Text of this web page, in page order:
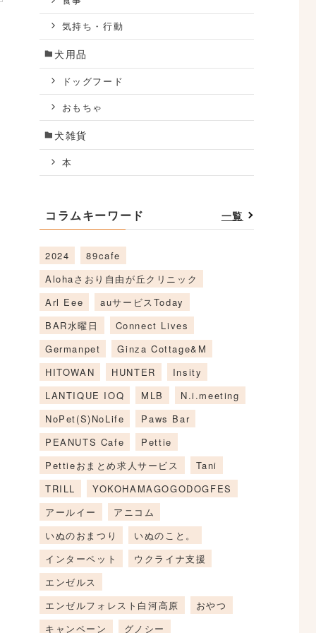
気持ち・行動
犬用品
ドッグフード
おもちゃ
犬雑貨
本
コラムキーワード 一覧
2024
89cafe
Alohaさおり自由が丘クリニック
Arl Eee
auサービスToday
BAR水曜日
Connect Lives
Germanpet
Ginza Cottage&M
HITOWAN
HUNTER
Insity
LANTIQUE IOQ
MLB
N.i.meeting
NoPet(S)NoLife
Paws Bar
PEANUTS Cafe
Pettie
Pettieおまとめ求人サービス
Tani
TRILL
YOKOHAMAGOGODOGFES
アールイー
アニコム
いぬのおまつり
いぬのこと。
インターペット
ウクライナ支援
エンゼルス
エンゼルフォレスト白河高原
おやつ
キャンペーン
グノシー